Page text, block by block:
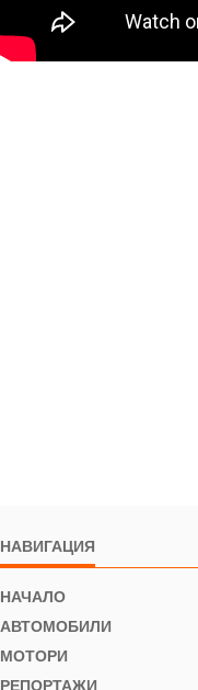
НАВИГАЦИЯ
НАЧАЛО
АВТОМОБИЛИ
МОТОРИ
РЕПОРТАЖИ